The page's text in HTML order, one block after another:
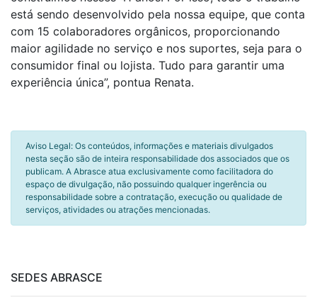
está sendo desenvolvido pela nossa equipe, que conta
com 15 colaboradores orgânicos, proporcionando
maior agilidade no serviço e nos suportes, seja para o
consumidor final ou lojista. Tudo para garantir uma
experiência única”, pontua Renata.
Aviso Legal: Os conteúdos, informações e materiais divulgados
nesta seção são de inteira responsabilidade dos associados que os
publicam. A Abrasce atua exclusivamente como facilitadora do
espaço de divulgação, não possuindo qualquer ingerência ou
responsabilidade sobre a contratação, execução ou qualidade de
serviços, atividades ou atrações mencionadas.
SEDES ABRASCE